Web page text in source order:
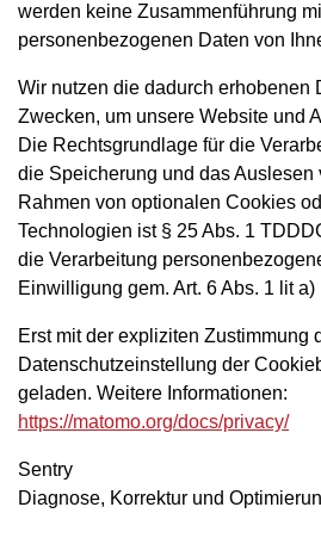
werden keine Zusammenführung
personenbezogenen Daten von
Wir nutzen die dadurch erhobenen
Zwecken, um unsere Website und
Die Rechtsgrundlage für die
die Speicherung und das Auslesen
Rahmen von optionalen Cookies
Technologien ist § 25 Abs. 1
die Verarbeitung
Einwilligung gem. Art. 6 Abs. 1 lit a)
Erst mit der expliziten Zustimmung
Datenschutzeinstellung der
geladen. Weitere Informationen:
https://matomo.org/docs/privacy/
Sentry
Diagnose, Korrektur und